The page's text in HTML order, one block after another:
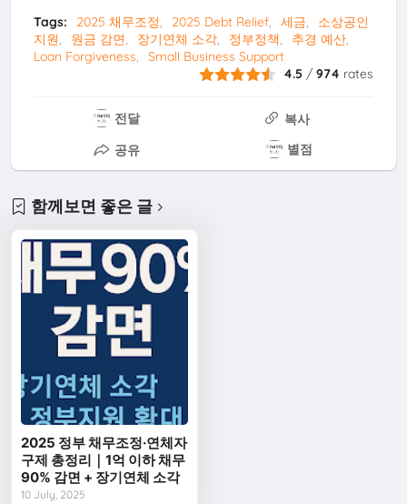
Tags: 2025 채무조정 2025 Debt Relief 세금
소상공인
지원
원금 감면 장기연체 소각 정부정책
추경 예산
Loan Forgiveness
Small Business Support
4.5 /974 rates
전달
복사
공유
별점
함께보면 좋은 글
2025 정부 채무조정·연체자
구제 총정리｜1억 이하 채무
90% 감면 + 장기연체 소각
10 July, 2025